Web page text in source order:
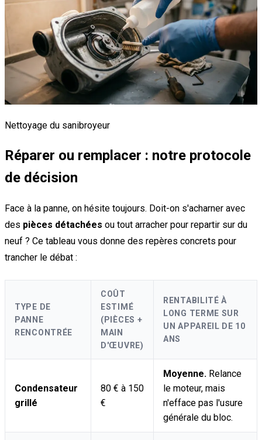
Nettoyage du sanibroyeur
Réparer ou remplacer : notre protocole
de décision
Face à la panne, on hésite toujours. Doit-on s'acharner avec
des pièces détachées ou tout arracher pour repartir sur du
neuf ? Ce tableau vous donne des repères concrets pour
trancher le débat :
TYPE DE
PANNE
RENCONTRÉE
COÛT
ESTIMÉ
(PIÈCES +
MAIN
D'ŒUVRE)
RENTABILITÉ À
LONG TERME SUR
UN APPAREIL DE 10
ANS
Condensateur
grillé
80 € à 150
€
Moyenne. Relance
le moteur, mais
n'efface pas l'usure
générale du bloc.